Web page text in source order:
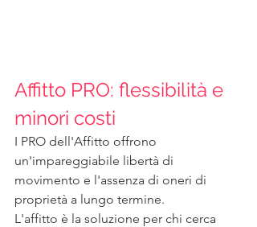
Affitto PRO: flessibilità e
minori costi
I PRO dell'Affitto offrono
un'impareggiabile libertà di
movimento e l'assenza di oneri di
proprietà a lungo termine.
L'affitto è la soluzione per chi cerca